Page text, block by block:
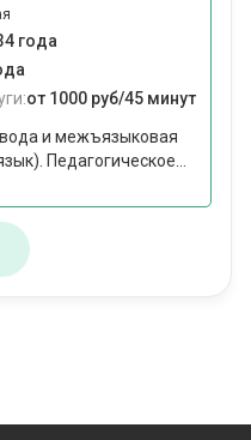
года
от 1000 руб/45 минут
и межъязыковая
Педагогическое...